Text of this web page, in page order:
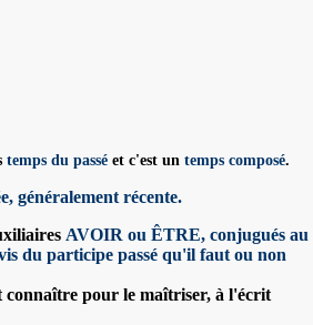
temps du passé et c'est un temps composé.
, généralement récente.
AVOIR ou ÊTRE, conjugués au
du participe passé qu'il faut ou non
connaître pour le maîtriser, à l'écrit